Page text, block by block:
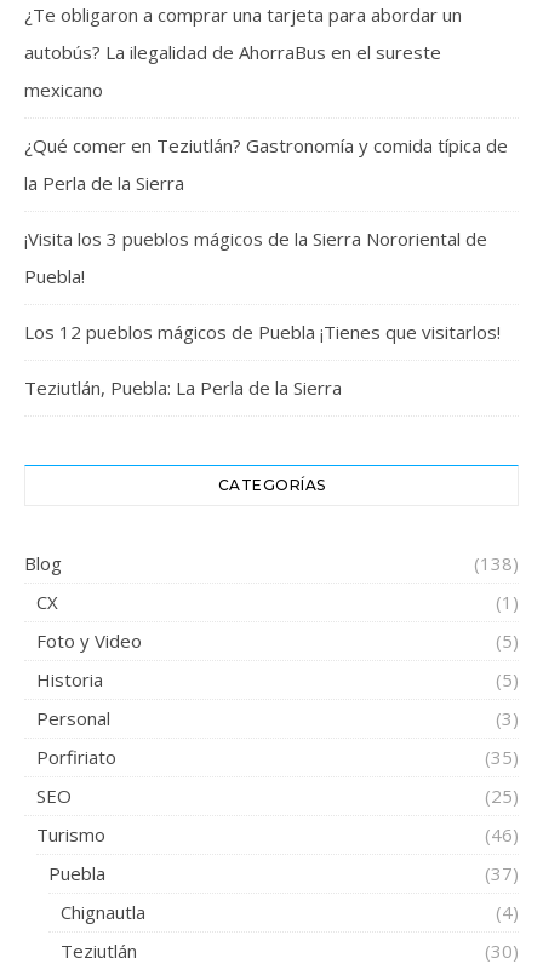
¿Te obligaron a comprar una tarjeta para abordar un
autobús? La ilegalidad de AhorraBus en el sureste
mexicano
¿Qué comer en Teziutlán? Gastronomía y comida típica de
la Perla de la Sierra
¡Visita los 3 pueblos mágicos de la Sierra Nororiental de
Puebla!
Los 12 pueblos mágicos de Puebla ¡Tienes que visitarlos!
Teziutlán, Puebla: La Perla de la Sierra
CATEGORÍAS
Blog
(138)
CX
(1)
Foto y Video
(5)
Historia
(5)
Personal
(3)
Porfiriato
(35)
SEO
(25)
Turismo
(46)
Puebla
(37)
Chignautla
(4)
Teziutlán
(30)